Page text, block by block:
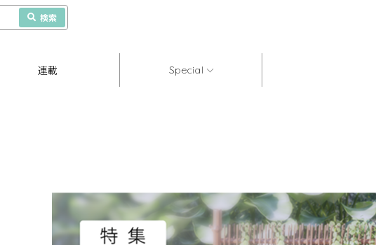
検索
連載 Special